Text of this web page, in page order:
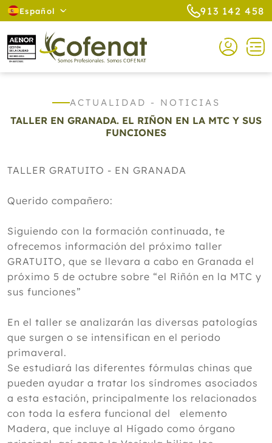
Español 913 142 458
ACTUALIDAD - NOTICIAS
TALLER EN GRANADA. EL RIÑON EN LA MTC Y SUS
FUNCIONES
TALLER GRATUITO - EN GRANADA
Querido compañero:
Siguiendo con la formación continuada, te
ofrecemos información del próximo taller
GRATUITO, que se llevara a cabo en Granada el
próximo 5 de octubre sobre “el Riñón en la MTC y
sus funciones”
En el taller se analizarán las diversas patologías
que surgen o se intensifican en el periodo
primaveral.
Se estudiará las diferentes fórmulas chinas que
pueden ayudar a tratar los síndromes asociados
a esta estación, principalmente los relacionados
con toda la esfera funcional del elemento
Madera, que incluye al Hígado como órgano